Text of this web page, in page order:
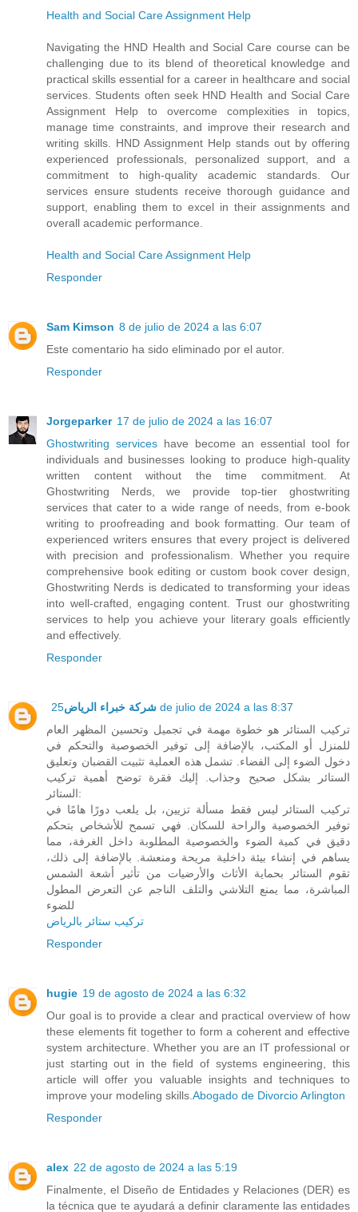
Health and Social Care Assignment Help
Navigating the HND Health and Social Care course can be
challenging due to its blend of theoretical knowledge and
practical skills essential for a career in healthcare and social
services. Students often seek HND Health and Social Care
Assignment Help to overcome complexities in topics,
manage time constraints, and improve their research and
writing skills. HND Assignment Help stands out by offering
experienced professionals, personalized support, and a
commitment to high-quality academic standards. Our
services ensure students receive thorough guidance and
support, enabling them to excel in their assignments and
overall academic performance.
Health and Social Care Assignment Help
Responder
Sam Kimson 8 de julio de 2024 a las 6:07
Este comentario ha sido eliminado por el autor.
Responder
Jorgeparker 17 de julio de 2024 a las 16:07
Ghostwriting serviceshave become an essential tool for
individuals and businesses looking to produce high-quality
written content without the time commitment. At
Ghostwriting Nerds, we provide top-tier ghostwriting
services that cater to a wide range of needs, from e-book
writing to proofreading and book formatting. Our team of
experienced writers ensures that every project is delivered
with precision and professionalism. Whether you require
comprehensive book editing or custom book cover design,
Ghostwriting Nerds is dedicated to transforming your ideas
into well-crafted, engaging content. Trust our ghostwriting
services to help you achieve your literary goals efficiently
and effectively.
Responder
شركة خبراء الرياض 25 de julio de 2024 a las 8:37
تركيب الستائر هو خطوة مهمة في تجميل وتحسين المظهر العام
للمنزل أو المكتب، بالإضافة إلى توفير الخصوصية والتحكم في
دخول الضوء إلى الفضاء. تشمل هذه العملية تثبيت القضبان وتعليق
الستائر بشكل صحيح وجذاب. إليك فقرة توضح أهمية تركيب
الستائر:
تركيب الستائر ليس فقط مسألة تزيين، بل يلعب دورًا هامًا في
توفير الخصوصية والراحة للسكان. فهي تسمح للأشخاص بتحكم
دقيق في كمية الضوء والخصوصية المطلوبة داخل الغرفة، مما
يساهم في إنشاء بيئة داخلية مريحة ومنعشة. بالإضافة إلى ذلك،
تقوم الستائر بحماية الأثاث والأرضيات من تأثير أشعة الشمس
المباشرة، مما يمنع التلاشي والتلف الناجم عن التعرض المطول
للضوء
تركيب ستائر بالرياض
Responder
hugie 19 de agosto de 2024 a las 6:32
Our goal is to provide a clear and practical overview of how
these elements fit together to form a coherent and effective
system architecture. Whether you are an IT professional or
just starting out in the field of systems engineering, this
article will offer you valuable insights and techniques to
improve your modeling skills. Abogado de Divorcio Arlington
Responder
alex 22 de agosto de 2024 a las 5:19
Finalmente, el Diseño de Entidades y Relaciones (DER) es
la técnica que te ayudará a definir claramente las entidades